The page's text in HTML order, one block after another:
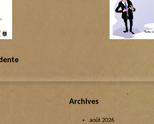
Populisme &
Archives
août 2026